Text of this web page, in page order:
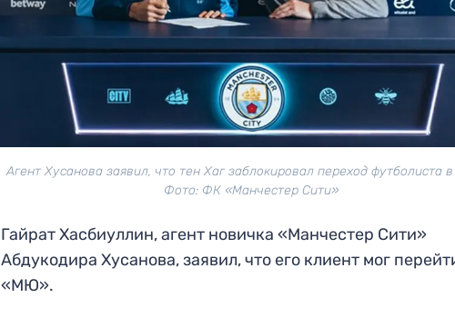
Агент Хусанова заявил, что тен Хаг заблокировал переход футболиста
Фото: ФК «Манчестер Сити»
Гайрат Хасбиуллин, агент новичка «Манчестер Сити»
Абдукодира Хусанова, заявил, что его клиент мог
«МЮ».